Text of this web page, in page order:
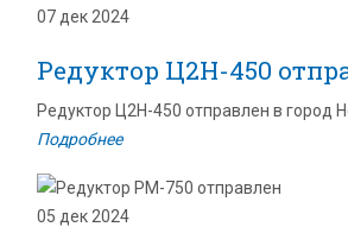
07 дек 2024
Редуктор Ц2Н-450
Редуктор Ц2Н-450 отправлен в город
Подробнее
05 дек 2024